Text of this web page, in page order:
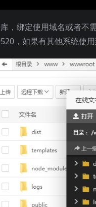
，绑定使用域名或者不
，如果有其他系统使